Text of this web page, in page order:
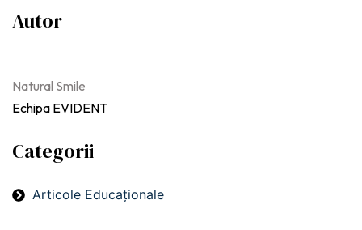
Autor
Natural Smile
Echipa EVIDENT
Categorii
Articole Educaționale